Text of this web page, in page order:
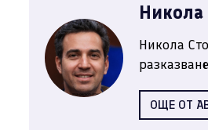
Никола
Никола
ОЩЕ ОТ